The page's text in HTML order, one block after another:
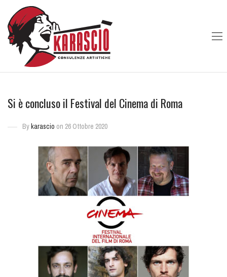
Si è concluso il Festival del Cinema di Roma
Bykarascio on 26 Ottobre 2020